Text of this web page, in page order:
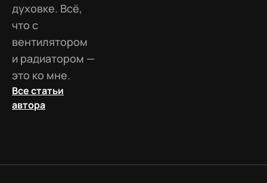
духовке. Всё,
что с
вентилятором
и радиатором —
это ко мне.
Все статьи
автора